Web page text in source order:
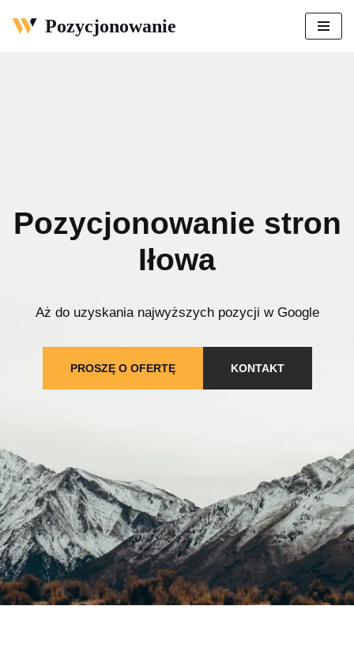
Pozycjonowanie
Pozycjonowanie stron
Iłowa
Aż do uzyskania najwyższych pozycji w Google
PROSZĘ O OFERTĘ KONTAKT